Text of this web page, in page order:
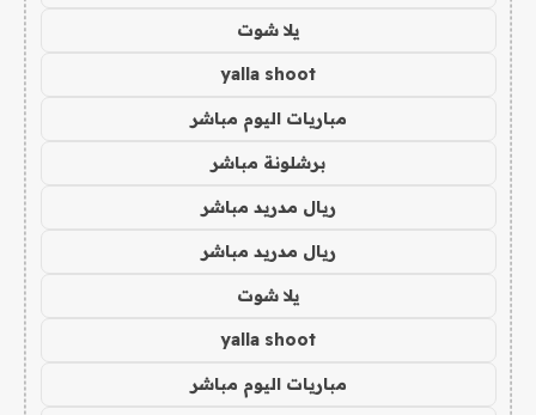
يلا شوت
yalla shoot
مباريات اليوم مباشر
برشلونة مباشر
ريال مدريد مباشر
ريال مدريد مباشر
يلا شوت
yalla shoot
مباريات اليوم مباشر